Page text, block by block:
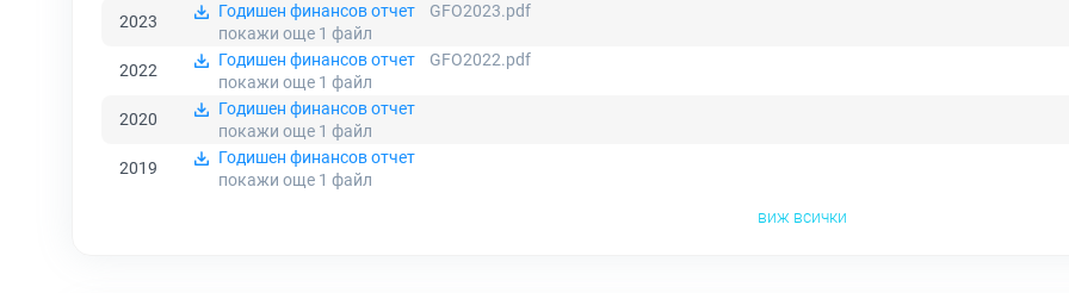
2023
Годишен финансов отчет
GFO2023.pdf
покажи още 1 файл
2022
Годишен финансов отчет
GFO2022.pdf
покажи още 1 файл
2020
Годишен финансов отчет
покажи още 1 файл
2019
Годишен финансов отчет
покажи още 1 файл
виж всички